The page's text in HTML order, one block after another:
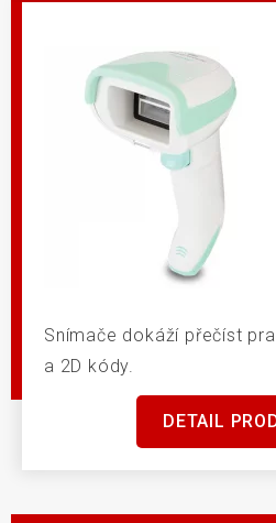
Snímače dokáží přečíst
a 2D kódy.
DETAIL